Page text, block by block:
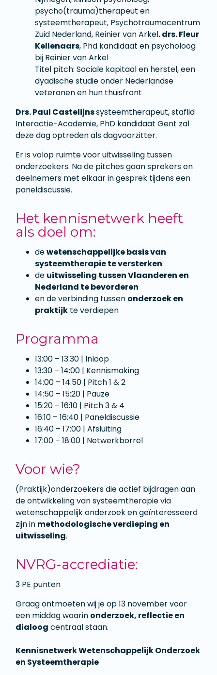
psycho(trauma)therapeut en
systeemtherapeut, Psychotraumacentrum
Zuid Nederland, Reinier van Arkel. drs. Fleur
Kellenaars, Phd kandidaat en psycholoog
bij Reinier van Arkel
Titel pitch: Sociale kapitaal en herstel, een
dyadische studie onder Nederlandse
veteranen en hun thuisfront
Drs. Paul Castelijnssysteemtherapeut, staflid
Interactie-Academie, PhD kandidaat Gent zal
deze dag optreden als dagvoorzitter.
Er is volop ruimte voor uitwisseling tussen
onderzoekers. Na de pitches gaan sprekers en
deelnemers met elkaar in gesprek tijdens een
paneldiscussie.
Het kennisnetwerk heeft
als doel om:
dewetenschappelijke basis van
systeemtherapie te versterken
de uitwisseling tussen Vlaanderen en
Nederland te bevorderen
en de verbinding tussen onderzoek en
praktijk te verdiepen
Programma
13:00 – 13:30 | Inloop
13:30 – 14:00 | Kennismaking
14:00 – 14:50 | Pitch 1 & 2
14:50 – 15:20 | Pauze
15:20 – 16:10 | Pitch 3 & 4
16:10 – 16:40 | Paneldiscussie
16:40 – 17:00 | Afsluiting
17:00 – 18:00 | Netwerkborrel
Voor wie?
(Praktijk)onderzoekers die actief bijdragen aan
de ontwikkeling van systeemtherapie via
wetenschappelijk onderzoek en geïnteresseerd
zijn in methodologische verdieping en
uitwisseling.
NVRG-accrediatie:
3 PE punten
Graag ontmoeten wij je op 13 november voor
een middag waarin onderzoek, reflectie en
dialoog centraal staan.
Kennisnetwerk Wetenschappelijk Onderzoek
en Systeemtherapie